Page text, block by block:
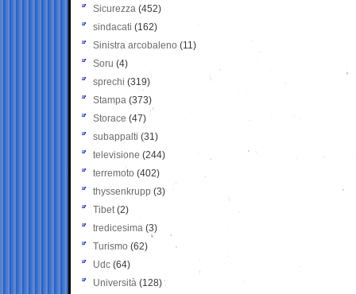
Sicurezza (452)
sindacati (162)
Sinistra arcobaleno (11)
Soru (4)
sprechi (319)
Stampa (373)
Storace (47)
subappalti (31)
televisione(244)
terremoto (402)
thyssenkrupp (3)
Tibet(2)
tredicesima (3)
Turismo (62)
Udc (64)
Università (128)